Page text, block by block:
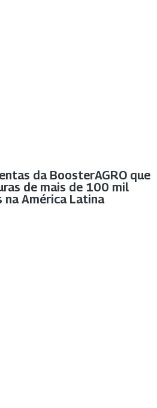
da BoosterAGRO que
de mais de 100 mil
na América Latina